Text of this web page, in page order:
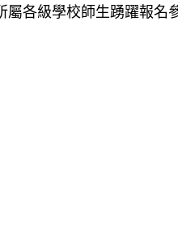
各級學校師生踴躍報名